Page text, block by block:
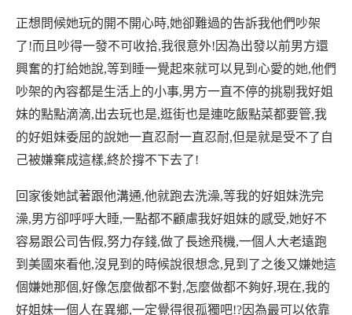
正想問候她玩的開不開心時,她卻難過的告訴我他們吵架
了!而且吵得一發不可收拾,我很意外! 因為出發以前男方還
興奮的打給她說,等到睡一覺起來就可以見到心愛的她,他們
吵架的內容都是生活上的小事,男方一直不停的挑剔我好姐
妹的點點滴滴,出去玩也是,逛街也是連吃飯點菜都要管,我
的好姐妹委屈的說她一直忍耐一直忍耐,但是就是受不了自
己被嫌棄成這樣,終於撐不下去了!
回家後她試著跟他溝通,他就跑去洗澡,等我的好姐妹洗完
澡,男方卻呼呼大睡,一點都不顧慮我好姐妹的感受,她好不
容易跟公司告假,努力存錢,做了長途飛機,一個人大老遠跑
到美國來看他,沒見到的時候說很想念, 見到了之後又嫌她這
個嫌她那個,好像怎麼做都不對,怎麼做都不夠好,現在,我的
好姐妹一個人在異鄉,一定覺得很孤獨吧!?因為最可以依靠